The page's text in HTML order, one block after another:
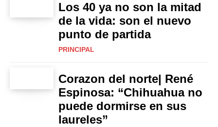
Los 40 ya no son la mitad
de la vida: son el nuevo
punto de partida
PRINCIPAL
Corazon del norte| René
Espinosa: “Chihuahua no
puede dormirse en sus
laureles”